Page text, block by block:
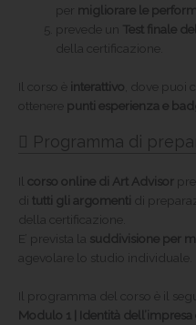
per migliorare le
prevede un Test finale
della certificazione.
Il corso è interattivo , dove puoi
ottenere punti esperienza e
Programma di
Il corso online di Art Advisor
di tutti gli argomenti di
della certificazione.
E’ prevista la suddivisione per
agevolare lo studio individuale.
Il programma del corso è il
Modulo 1 | Identità